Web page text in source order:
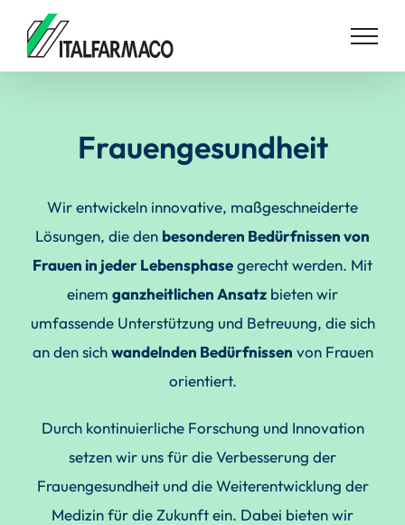
content
Frauengesundheit
Wir entwickeln innovative, maßgeschneiderte
Lösungen, die den besonderen Bedürfnissen von
Frauen in jeder Lebensphasegerecht werden. Mit
einem ganzheitlichen Ansatz bieten wir
umfassende Unterstützung und Betreuung, die sich
an den sichwandelnden Bedürfnissen von Frauen
orientiert.
Durch kontinuierliche Forschung und Innovation
setzen wir uns für die Verbesserung der
Frauengesundheit und die Weiterentwicklung der
Medizin für die Zukunft ein. Dabei bieten wir